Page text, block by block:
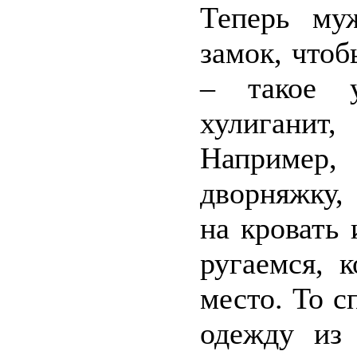
Теперь
замок,
– такое
дворняжку,
на
ругаемся,
место. То
одежду